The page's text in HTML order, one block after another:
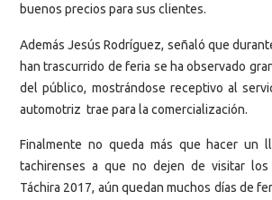
buenos precios para sus clientes.
Además Jesús Rodríguez, señaló que
han trascurrido de feria se ha observado
del público, mostrándose receptivo al
automotriz trae para la comercialización.
Finalmente no queda más que hacer un
tachirenses a que no dejen de visitar
Táchira 2017, aún quedan muchos días de